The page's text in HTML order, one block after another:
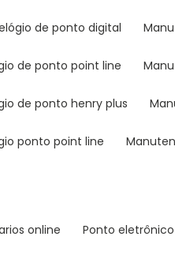
de ponto digital
de ponto point line
de ponto henry plus
ponto point line
online ponto